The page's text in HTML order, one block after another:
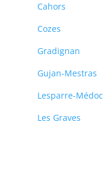
Cahors
Cozes
Gradignan
Gujan-Mestras
Lesparre-Médoc
Les Graves